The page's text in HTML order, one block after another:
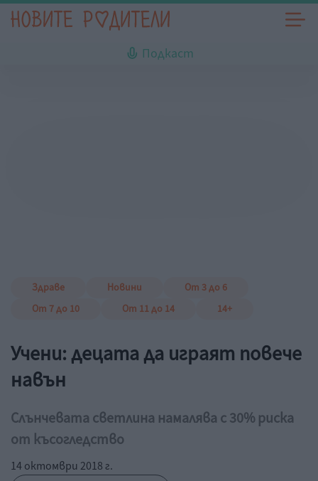
Подкаст
Здраве Новини
От 3 до 6
От 7 до 10
От 11 до 14 14+
Учени: децата да играят повече
навън
Слънчевата светлина намалява с 30% риска
от късогледство
14 октомври 2018 г.